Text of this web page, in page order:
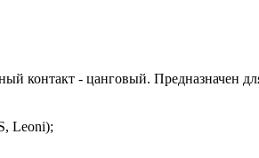
контакт - цанговый. Предназначен
Leoni);